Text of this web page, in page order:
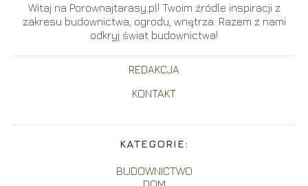
Witaj na Porownajtarasy.pl! Twoim źródle inspiracji z
zakresu budownictwa, ogrodu, wnętrza. Razem z nami
odkryj świat budownictwa!
REDAKCJA
KONTAKT
KATEGORIE:
BUDOWNICTWO